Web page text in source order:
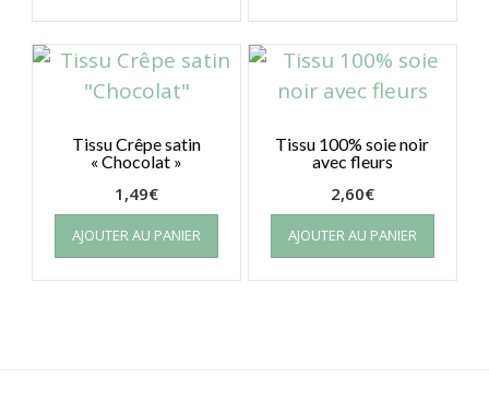
Tissu Crêpe satin
« Chocolat »
1,49€
AJOUTER AU PANIER
Tissu 100% soie noir
avec fleurs
2,60€
AJOUTER AU PANIER